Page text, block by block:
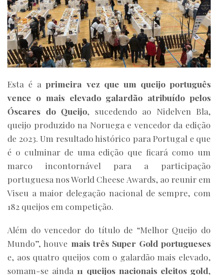
Esta é aprimeira vez que um queijo português
vence o mais elevado galardão atribuído pelos
Óscares do Queijo, sucedendo ao Nidelven Bla,
queijo produzido na Noruega e vencedor da edição
de 2023. Um resultado histórico para Portugal e que
é o culminar de uma edição que ficará como um
marco incontornável para a participação
portuguesa nos World Cheese Awards, ao reunir em
Viseu a maior delegação nacional de sempre, com
182 queijos em competição.
Além do vencedor do título de “Melhor Queijo do
Mundo”, houve mais três Super Gold portugueses
e, aos quatro queijos com o galardão mais elevado,
somam-se ainda11 queijos nacionais eleitos gold,